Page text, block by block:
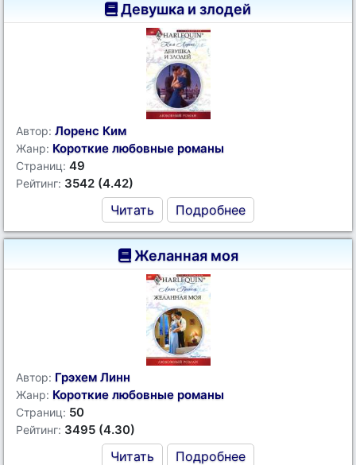
Девушка и злодей
Автор: Лоренс Ким
Жанр: Короткие любовные романы
Страниц: 49
Рейтинг: 3542 (4.42)
Читать Подробнее
Желанная моя
Автор: Грэхем Линн
Жанр: Короткие любовные романы
Страниц: 50
Рейтинг: 3495 (4.30)
Читать Подробнее